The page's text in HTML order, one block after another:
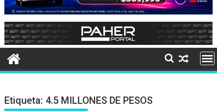
Etiqueta: 4.5 MILLONES DE PESOS